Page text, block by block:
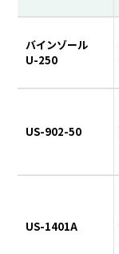
バインゾール
U-250
US-902-50
US-1401A